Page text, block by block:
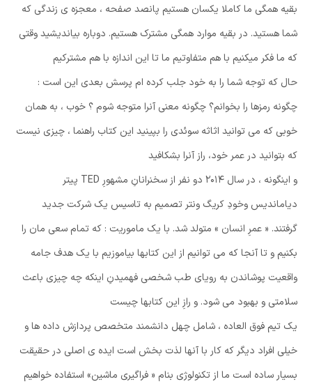
بقیه همگی ما کاملا یکسان هستیم پانصد صفحه ، معجزه ی زندگی که
شما هستید. در بقیه موارد همگی مشترک هستیم. دوباره بیاندیشید وقتی
که ما فکر میکنیم با هم متفاوتیم ما تا این اندازه با هم مشترکیم
حال که توجه شما را به خود جلب کرده ام پرسش بعدی این است :
چگونه رمزها را بخوانم؟ چگونه معنی آنرا متوجه شوم ؟ خوب ، به همان
خوبی که می توانید اثاثه سوئدی را بپینید این کتاب راهنما ، چیزی نیست
که بتوانید در عمر خود، راز آنرا بشکافید
و اینگونه ، در سال ۲۰۱۴ دو نفر از سخنرانانِ مشهورِ TED پیتر
دیاماندیس وخودِ کریگ ونتر تصمیم به تاسیس یک شرکت جدید
گرفتند. « عمرِ انسان » متولد شد. با یک ماموریت : که تمام سعی مان را
بکنیم و تا آنجا که می توانیم از این کتابها بیاموزیم با یک هدف جامه
واقعیت پوشاندن به رویای طب شخصی فهمیدنِ اینکه چه چیزی باعث
سلامتی و بهبود می شود. و رازِ این کتابها چیست
یک تیم فوق العاده ، شامل چهل دانشمند متخصص پردازش داده ها و
خیلی افراد دیگر که کار با آنها لذت بخش است ایده ی اصلی در حقیقت
بسیار ساده است ما از تکنولوژی بنام « فراگیری ماشین» استفاده خواهیم